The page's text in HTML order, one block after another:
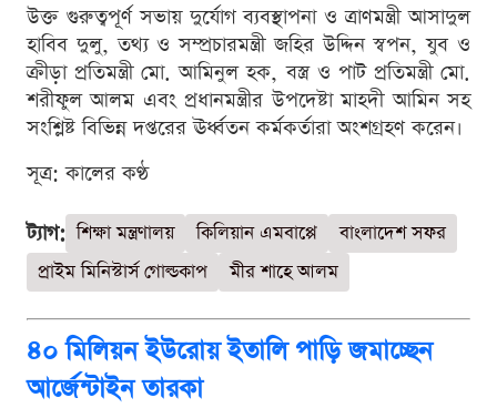
উক্ত গুরুত্বপূর্ণ সভায় দুর্যোগ ব্যবস্থাপনা ও ত্রাণমন্ত্রী আসাদুল
হাবিব দুলু, তথ্য ও সম্প্রচারমন্ত্রী জহির উদ্দিন স্বপন, যুব ও
ক্রীড়া প্রতিমন্ত্রী মো. আমিনুল হক, বস্ত্র ও পাট প্রতিমন্ত্রী মো.
শরীফুল আলম এবং প্রধানমন্ত্রীর উপদেষ্টা মাহদী আমিন সহ
সংশ্লিষ্ট বিভিন্ন দপ্তরের ঊর্ধ্বতন কর্মকর্তারা অংশগ্রহণ করেন।
সূত্র: কালের কণ্ঠ
ট্যাগ: শিক্ষা মন্ত্রণালয় কিলিয়ান এমবাপ্পে
বাংলাদেশ সফর
প্রাইম মিনিস্টার্স গোল্ডকাপ
মীর শাহে আলম
৪০ মিলিয়ন ইউরোয় ইতালি পাড়ি জমাচ্ছেন
আর্জেন্টাইন তারকা